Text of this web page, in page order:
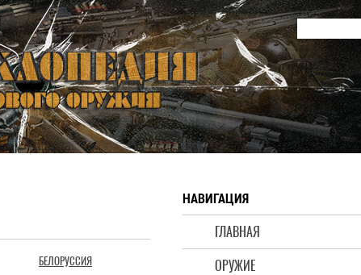
НАВИГАЦИЯ
ГЛАВНАЯ
ОРУЖИЕ
БЕЛОРУССИЯ